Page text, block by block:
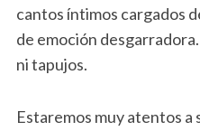
cantos íntimos cargados
de emoción
ni tapujos.
Estaremos muy atentos